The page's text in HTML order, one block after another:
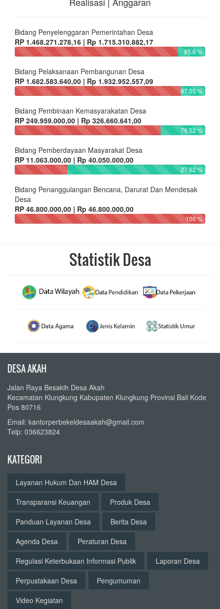
Bidang Penyelenggaran Pemerintahan Desa
RP 1.468.271.278,16 | Rp 1.715.310.882,17
85.6 %
Bidang Pelaksanaan Pembangunan Desa
RP 1.682.583.640,00 | Rp 1.932.952.557,09
87.05 %
Bidang Pembinaan Kemasyarakatan Desa
RP 249.959.000,00 | Rp 326.660.641,00
76.52 %
Bidang Pemberdayaan Masyarakat Desa
RP 11.063.000,00 | Rp 40.050.000,00
27.62 %
Bidang Penanggulangan Bencana, Darurat Dan Mendesak
Desa
RP 46.800.000,00 | Rp 46.800.000,00
100 %
Statistik Desa
DESA AKAH
Jalan Raya Besakih Desa Akah
Kecamatan Klungkung Kabupaten Klungkung Provinsi Bali Kode
Pos 80716
Email: kantorperbekeldesaakah@gmail.com
Telp: 036623824
KATEGORI
Layanan Hukum Dan HAM Desa
Transparansi Keuangan
Produk Desa
Panduan Layanan Desa
Berita Desa
Agenda Desa
Peraturan Desa
Regulasi Keterbukaan Informasi Publik
Laporan Desa
Perpustakaan Desa
Pengumuman
Video Kegiatan